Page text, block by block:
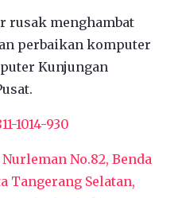
rusak menghambat
perbaikan komputer
Kunjungan
1014-930
Nurleman No.82, Benda
Tangerang Selatan,